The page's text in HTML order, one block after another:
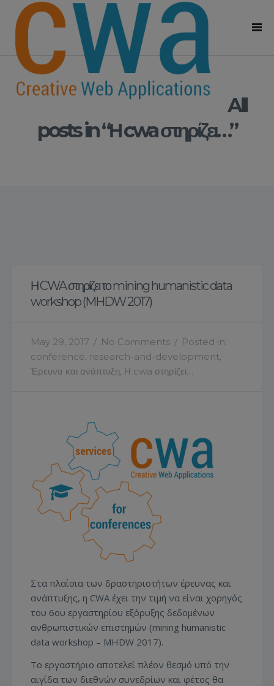
All
posts in “Η cwa στηρίζει…”
Η CWA στηρίζει το mining humanistic data
workshop (MHDW 2017)
May 29, 2017 / No Comments / Posted in:
conference, research-and-development,
Έρευνα και ανάπτυξη, Η cwa στηρίζει…
Στα πλαίσια των δραστηριοτήτων έρευνας και
ανάπτυξης, η CWA έχει την τιμή να είναι χορηγός
του 6ου εργαστηρίου εξόρυξης δεδομένων
ανθρωπιστικών επιστημών (mining humanistic
data workshop – MHDW 2017).
Το εργαστήριο αποτελεί πλέον θεσμό υπό την
αιγίδα των διεθνών συνεδρίων και φέτος θα